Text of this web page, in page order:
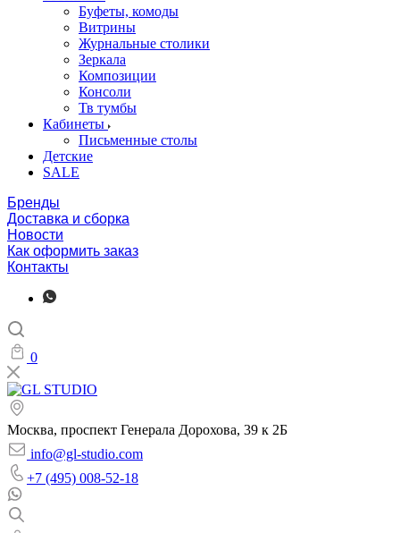
Буфеты, комоды
Витрины
Журнальные столики
Зеркала
Композиции
Консоли
Тв тумбы
Кабинеты
Письменные столы
Детские
SALE
Бренды
Доставка и сборка
Новости
Как оформить заказ
Контакты
0
Москва, проспект Генерала Дорохова, 39 к 2Б
info@gl-studio.com
+7 (495) 008-52-18